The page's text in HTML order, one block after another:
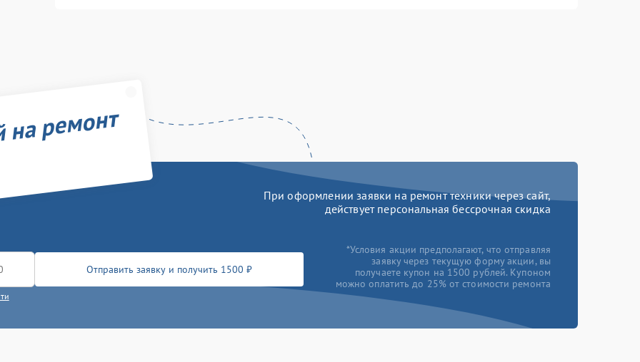
ремонт
При оформлении заявки на ремонт техники через сайт,
действует персональная бессрочная скидка
Отправить заявку и получить 1500 ₽
*Условия акции предполагают, что отправляя
заявку через текущую форму акции, вы
получаете купон на 1500 рублей. Купоном
можно оплатить до 25% от стоимости ремонта